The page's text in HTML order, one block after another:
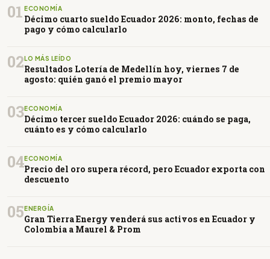
01 ECONOMÍA
Décimo cuarto sueldo Ecuador 2026: monto, fechas de
pago y cómo calcularlo
02LO MÁS LEÍDO
Resultados Lotería de Medellín hoy, viernes 7 de
agosto: quién ganó el premio mayor
03ECONOMÍA
Décimo tercer sueldo Ecuador 2026: cuándo se paga,
cuánto es y cómo calcularlo
04ECONOMÍA
Precio del oro supera récord, pero Ecuador exporta con
descuento
05ENERGÍA
Gran Tierra Energy venderá sus activos en Ecuador y
Colombia a Maurel & Prom